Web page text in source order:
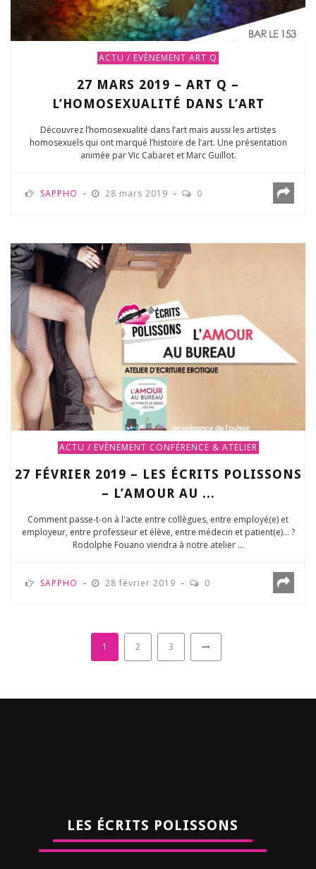
ACTU / EVÈNEMENT ART Q
27 MARS 2019 – ART Q –
L’HOMOSEXUALITÉ DANS L’ART
Découvrez l’homosexualité dans l’art mais aussi les artistes
homosexuels qui ont marqué l’histoire de l’art. Une présentation
animée par Vic Cabaret et Marc Guillot.
SAPPHO 28 mars 2019 0
ACTU / EVÈNEMENT CONFÉRENCE & ATELIER
27 FÉVRIER 2019 – LES ÉCRITS POLISSONS
– L’AMOUR AU ...
Comment passe-t-on à l'acte entre collègues, entre employé(e) et
employeur, entre professeur et élève, entre médecin et patient(e)... ?
Rodolphe Fouano viendra à notre atelier ...
SAPPHO 28 février 2019 0
1 2 3
LES ÉCRITS POLISSONS